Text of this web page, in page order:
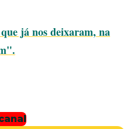
já nos deixaram, na